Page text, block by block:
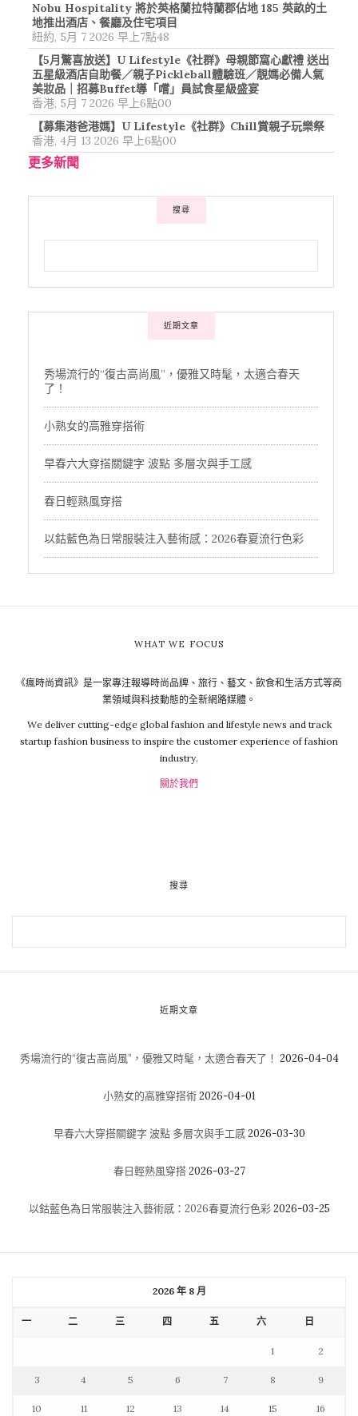
Nobu Hospitality 將於英格蘭拉特蘭郡佔地 185 英畝的土
地推出酒店、餐廳及住宅項目
紐約, 5月 7 2026 早上7點48
【5月驚喜放送】U Lifestyle《社群》母親節窩心獻禮 送出
五星級酒店自助餐／親子Pickleball體驗班／靚媽必備人氣
美妝品｜招募Buffet導「嚐」員試食星級盛宴
香港, 5月 7 2026 早上6點00
【募集港爸港媽】U Lifestyle《社群》Chill賞親子玩樂祭
香港, 4月 13 2026 早上6點00
更多新聞
搜尋
近期文章
秀場流行的“復古高尚風”，優雅又時髦，太適合春天
了！
小熟女的高雅穿搭術
早春六大穿搭關鍵字 波點 多層次與手工感
春日輕熟風穿搭
以鈷藍色為日常服裝注入藝術感：2026春夏流行色彩
WHAT WE FOCUS
《瘋時尚資訊》是一家專注報導時尚品牌、旅行、藝文、飲食和生活方式等商
業領域與科技動態的全新網路媒體。
We deliver cutting-edge global fashion and lifestyle news and track
startup fashion business to inspire the customer experience of fashion
industry.
關於我們
搜尋
近期文章
秀場流行的“復古高尚風”，優雅又時髦，太適合春天了！ 2026-04-04
小熟女的高雅穿搭術 2026-04-01
早春六大穿搭關鍵字 波點 多層次與手工感 2026-03-30
春日輕熟風穿搭 2026-03-27
以鈷藍色為日常服裝注入藝術感：2026春夏流行色彩 2026-03-25
2026 年 8 月
一 二 三 四 五 六 日
1 2
3 4 5 6 7 8 9
10 11 12 13 14 15 16